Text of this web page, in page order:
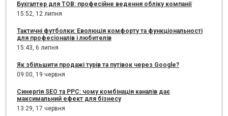
Бухгалтер для ТОВ: професійне ведення обліку компанії
15:52, 12 липня
Тактичні футболки: Еволюція комфорту та функціональності
для професіоналів і любителів
15:43, 6 липня
Як збільшити продажі турів та путівок через Google?
09:00, 19 червня
Синергія SEO та PPC: чому комбінація каналів дає
максимальний ефект для бізнесу
13:29, 17 червня